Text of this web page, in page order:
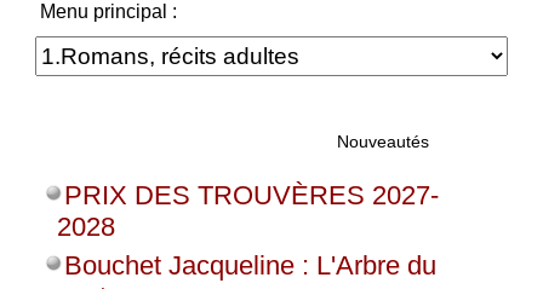
Menu principal :
Nouveautés
PRIX DES TROUVÈRES 2027-
2028
Bouchet Jacqueline : L'Arbre du